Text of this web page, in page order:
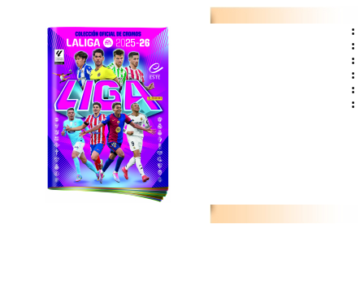
:
:
:
:
:
: